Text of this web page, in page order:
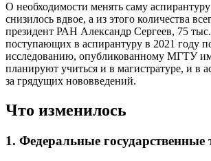
О необходимости менять саму
снизилось вдвое, а из этого количества
президент РАН Александр Сергеев, 75
поступающих в аспирантуру в 2021 году
исследованию, опубликованному МГТУ
планируют учиться и в магистратуре, и в
за грядущих нововведений.
Что изменилось
1. Федеральные